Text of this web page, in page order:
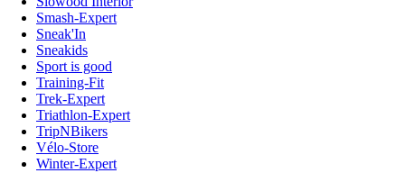
Smash-Expert
Sneak'In
Sneakids
Sport is good
Training-Fit
Trek-Expert
Triathlon-Expert
TripNBikers
Vélo-Store
Winter-Expert